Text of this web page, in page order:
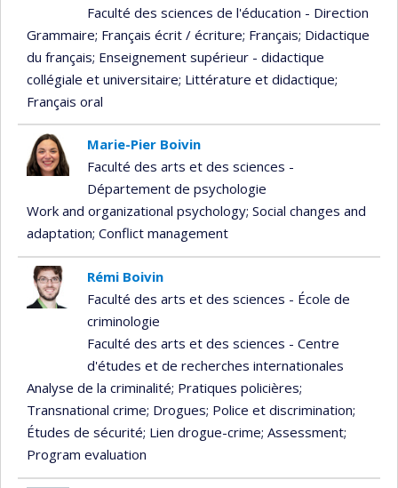
Faculté des sciences de l'éducation - Direction
Grammaire; Français écrit / écriture; Français; Didactique
du français; Enseignement supérieur - didactique
collégiale et universitaire; Littérature et didactique;
Français oral
Marie-Pier Boivin
Faculté des arts et des sciences -
Département de psychologie
Work and organizational psychology; Social changes and
adaptation; Conflict management
Rémi Boivin
Faculté des arts et des sciences - École de
criminologie
Faculté des arts et des sciences - Centre
d'études et de recherches internationales
Analyse de la criminalité; Pratiques policières;
Transnational crime; Drogues; Police et discrimination;
Études de sécurité; Lien drogue-crime; Assessment;
Program evaluation